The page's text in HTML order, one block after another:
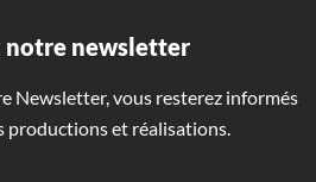
notre newsletter
Newsletter, vous resterez informés
productions et réalisations.